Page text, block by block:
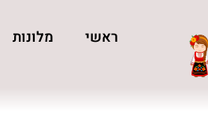
ראשי מלונות